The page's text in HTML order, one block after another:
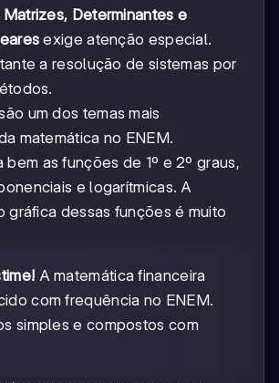
Matrizes, Determinantes e
exige atenção especial.
a resolução de sistemas por
um dos temas mais
matemática no ENEM.
bem as funções de 1º e 2º graus,
e logarítmicas. A
gráfica dessas funções é muito
A matemática financeira
com frequência no ENEM.
simples e compostos com